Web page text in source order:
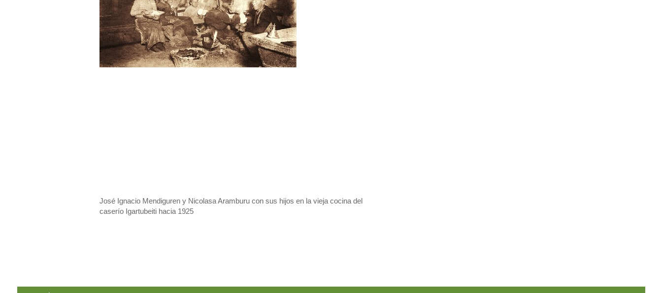
José Ignacio Mendiguren y Nicolasa Aramburu con sus hijos en la vieja cocina del
caserío Igartubeiti hacia 1925